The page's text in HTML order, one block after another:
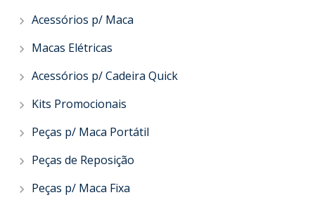
Acessórios p/ Maca
Macas Elétricas
Acessórios p/ Cadeira Quick
Kits Promocionais
Peças p/ Maca Portátil
Peças de Reposição
Peças p/ Maca Fixa